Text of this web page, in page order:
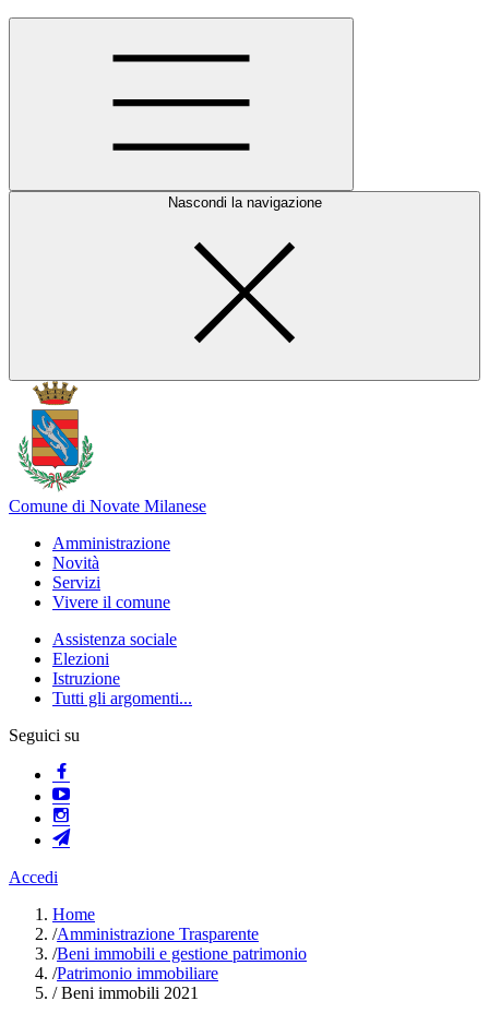
Nascondi la navigazione
Comune di Novate Milanese
Amministrazione
Novità
Servizi
Vivere il comune
Assistenza sociale
Elezioni
Istruzione
Tutti gli argomenti...
Seguici su
Accedi
Home
/Amministrazione Trasparente
/Beni immobili e gestione patrimonio
/Patrimonio immobiliare
/Beni immobili 2021